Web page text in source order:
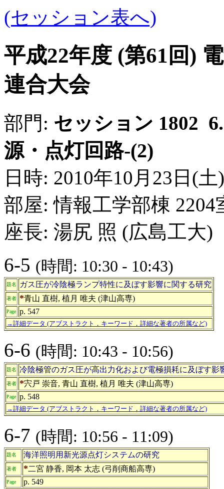
(セッション表へ)
平成22年度 (第61回)
連合大会
部門: セッション 1802
源・点灯回路-(2)
日時: 2010年10月23日(
部屋: 情報工学部棟
座長: 湯尻 照 (広島工大)
6-5 (時間: 10:30 - 10:43)
題名 ガス圧が冷陰極ランプ特性に及ぼす影響に関する研究
著者 *青山 直樹, 植月 唯夫 (津山高専)
Page p. 547
→詳細データ (アブストラクト，キーワード，詳細な著者の所属など)
6-6 (時間: 10:43 - 10:56)
題名 冷陰極管のガス圧が高出力化および電極損耗に及ぼす影
著者 *宍戸 崇音, 青山 直樹, 植月 唯夫 (津山高専)
Page p. 548
→詳細データ (アブストラクト，キーワード，詳細な著者の所属など)
6-7 (時間: 10:56 - 11:09)
題名 海洋照明用新光源点灯システムの研究
著者 *二宮 静香, 岡本 太志 (弓削商船高専)
Page p. 549